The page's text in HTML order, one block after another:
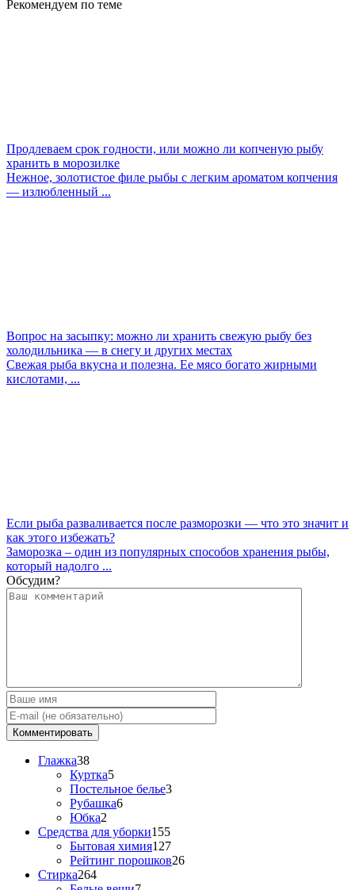
Рекомендуем по теме
Продлеваем срок годности, или можно ли копченую рыбу
хранить в морозилке
Нежное, золотистое филе рыбы с легким ароматом копчения
— излюбленный ...
Вопрос на засыпку: можно ли хранить свежую рыбу без
холодильника — в снегу и других местах
Свежая рыба вкусна и полезна. Ее мясо богато жирными
кислотами, ...
Если рыба разваливается после разморозки — что это значит и
как этого избежать?
Заморозка – один из популярных способов хранения рыбы,
который надолго ...
Обсудим?
Глажка38
Куртка5
Постельное белье3
Рубашка6
Юбка2
Средства для уборки155
Бытовая химия127
Рейтинг порошков26
Стирка264